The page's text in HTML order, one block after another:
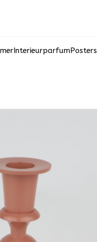
InterieurparfumPosters